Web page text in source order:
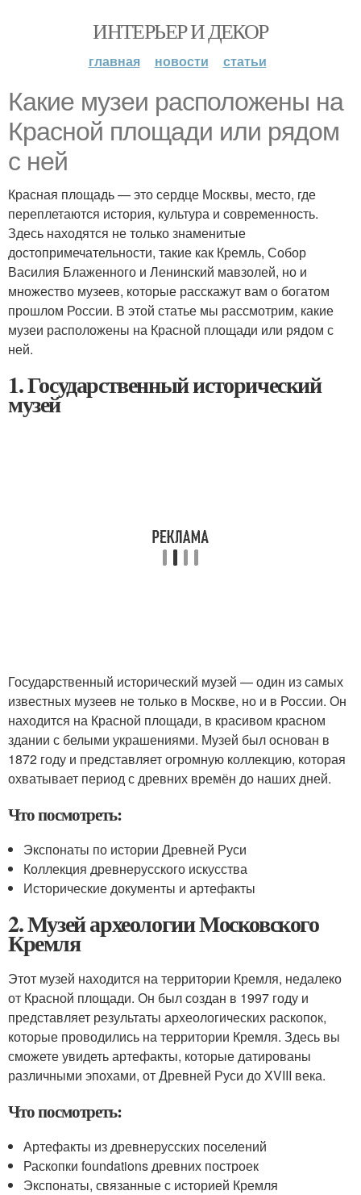
ИНТЕРЬЕР И ДЕКОР
главная новости статьи
Какие музеи расположены на
Красной площади или рядом
с ней
Красная площадь — это сердце Москвы, место, где
переплетаются история, культура и современность.
Здесь находятся не только знаменитые
достопримечательности, такие как Кремль, Собор
Василия Блаженного и Ленинский мавзолей, но и
множество музеев, которые расскажут вам о богатом
прошлом России. В этой статье мы рассмотрим, какие
музеи расположены на Красной площади или рядом с
ней.
1. Государственный исторический
музей
Государственный исторический музей — один из самых
известных музеев не только в Москве, но и в России. Он
находится на Красной площади, в красивом красном
здании с белыми украшениями. Музей был основан в
1872 году и представляет огромную коллекцию, которая
охватывает период с древних времён до наших дней.
Что посмотреть:
Экспонаты по истории Древней Руси
Коллекция древнерусского искусства
Исторические документы и артефакты
2. Музей археологии Московского
Кремля
Этот музей находится на территории Кремля, недалеко
от Красной площади. Он был создан в 1997 году и
представляет результаты археологических раскопок,
которые проводились на территории Кремля. Здесь вы
сможете увидеть артефакты, которые датированы
различными эпохами, от Древней Руси до XVIII века.
Что посмотреть:
Артефакты из древнерусских поселений
Раскопки foundations древних построек
Экспонаты, связанные с историей Кремля